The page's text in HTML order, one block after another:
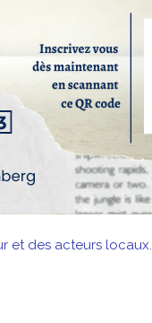
et des acteurs locaux.